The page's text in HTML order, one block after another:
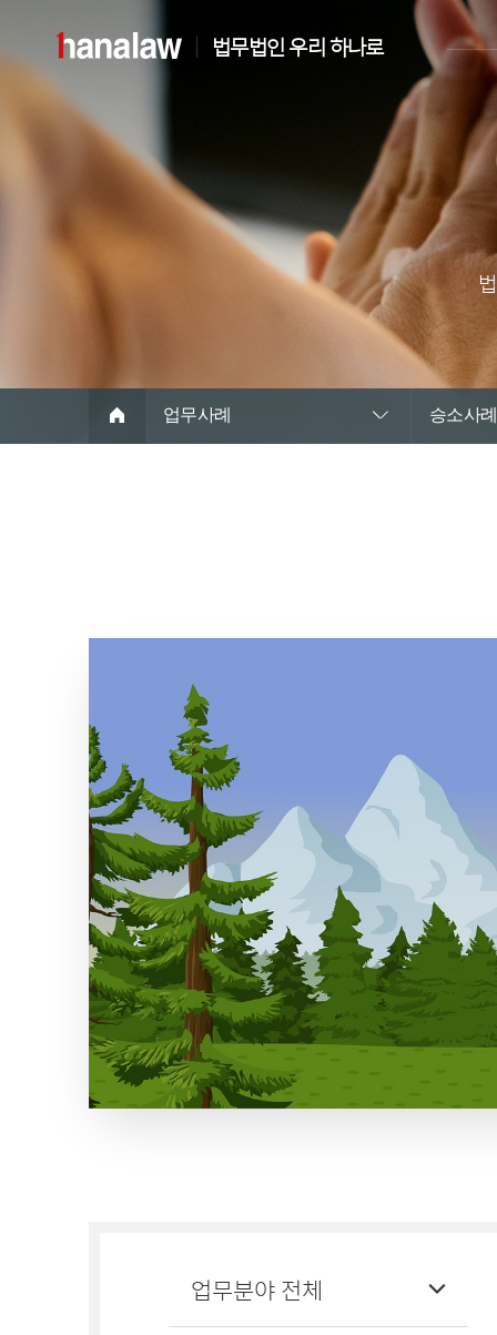
법무법인 우리 하나로
업무사례 승소사례